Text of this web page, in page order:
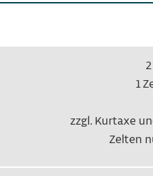
1
zzgl. Kurtaxe
Zelten